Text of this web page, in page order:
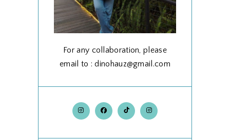
For any collaboration, please
email to : dinohauz@gmail.com